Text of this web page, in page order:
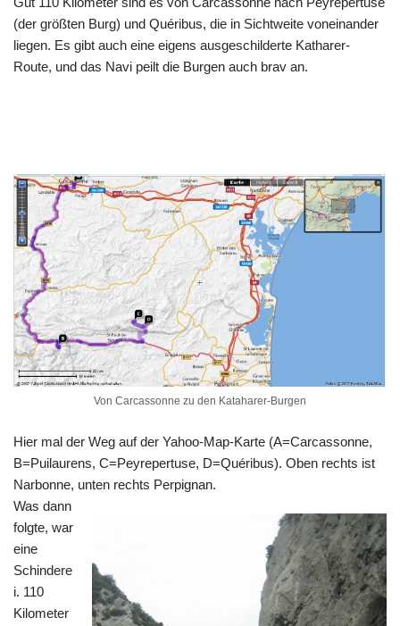
(der größten Burg) und Quéribus, die in Sichtweite voneinander
liegen. Es gibt auch eine eigens ausgeschilderte Katharer-
Route, und das Navi peilt die Burgen auch brav an.
Von Carcassonne zu den Kataharer-Burgen
Hier mal der Weg auf der Yahoo-Map-Karte (A=Carcassonne,
B=Puilaurens, C=Peyrepertuse, D=Quéribus). Oben rechts ist
Narbonne, unten rechts Perpignan.
Was dann
folgte, war
eine
Schindere
i. 110
Kilometer